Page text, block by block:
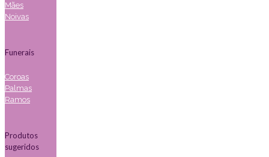
Mães
Noivas
Funerais
Coroas
Palmas
Ramos
Produtos
sugeridos